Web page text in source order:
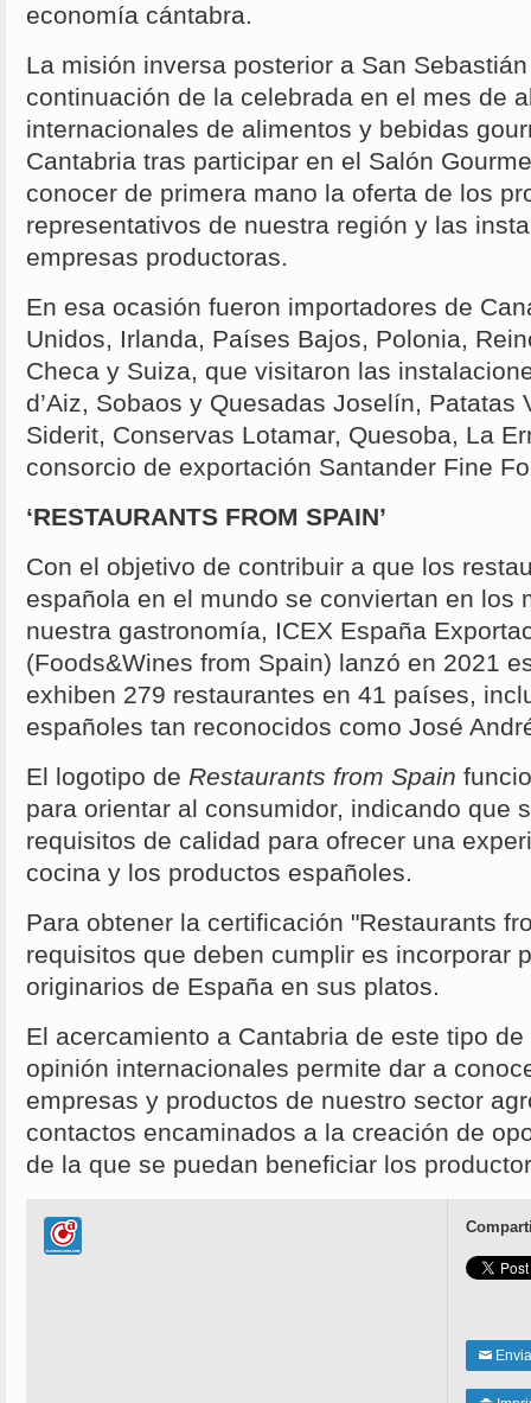
economía cántabra.
La misión inversa posterior a San
continuación de la celebrada en el mes de
internacionales de alimentos y bebidas
Cantabria tras participar en el Salón
conocer de primera mano la oferta de los
representativos de nuestra región y las
empresas productoras.
En esa ocasión fueron importadores de
Unidos, Irlanda, Países Bajos, Polonia,
Checa y Suiza, que visitaron las
d’Aiz, Sobaos y Quesadas Joselín, Patatas
Siderit, Conservas Lotamar, Quesoba, La
consorcio de exportación Santander Fine
‘RESTAURANTS FROM SPAIN’
Con el objetivo de contribuir a que los
española en el mundo se conviertan en los
nuestra gastronomía, ICEX España
(Foods&Wines from Spain) lanzó en 2021
exhiben 279 restaurantes en 41 países,
españoles tan reconocidos como José
El logotipo de Restaurants from Spain
para orientar al consumidor, indicando que
requisitos de calidad para ofrecer una
cocina y los productos españoles.
Para obtener la certificación "Restaurants
requisitos que deben cumplir es incorporar
originarios de España en sus platos.
El acercamiento a Cantabria de este tipo
opinión internacionales permite dar a
empresas y productos de nuestro sector
contactos encaminados a la creación de
de la que se puedan beneficiar los
✉